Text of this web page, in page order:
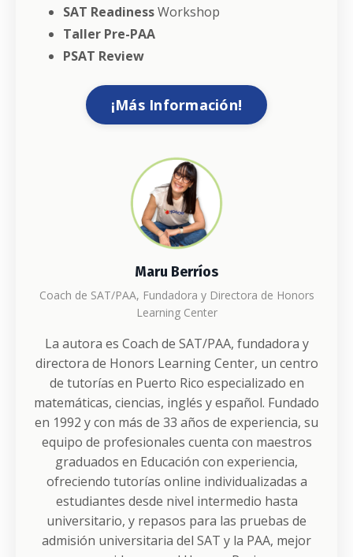
SAT ReadinessWorkshop
Taller Pre-PAA
PSAT Review
¡Más Información!
Maru Berríos
Coach de SAT/PAA, Fundadora y Directora de Honors
Learning Center
La autora es Coach de SAT/PAA, fundadora y
directora de Honors Learning Center, un centro
de tutorías en Puerto Rico especializado en
matemáticas, ciencias, inglés y español. Fundado
en 1992 y con más de 33 años de experiencia, su
equipo de profesionales cuenta con maestros
graduados en Educación con experiencia,
ofreciendo tutorías online individualizadas a
estudiantes desde nivel intermedio hasta
universitario, y repasos para las pruebas de
admisión universitaria del SAT y la PAA, mejor